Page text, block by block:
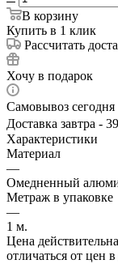
В корзину
Купить в 1 клик
Рассчитать
Хочу в подарок
Самовывоз сегодня
Доставка завтра -
Характеристики
Материал
—
Омедненный
Метраж в упаковке
—
1 м.
Цена
отличаться от цен